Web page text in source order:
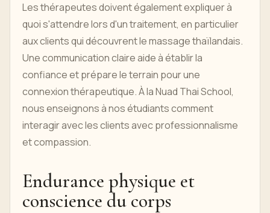
Les thérapeutes doivent également expliquer à
quoi s'attendre lors d'un traitement, en particulier
aux clients qui découvrent le massage thaïlandais.
Une communication claire aide à établir la
confiance et prépare le terrain pour une
connexion thérapeutique. À la Nuad Thai School,
nous enseignons à nos étudiants comment
interagir avec les clients avec professionnalisme
et compassion.
Endurance physique et
conscience du corps